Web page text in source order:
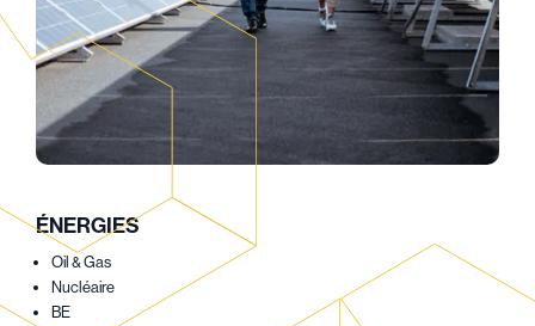
ÉNERGIES
Oil & Gas
Nucléaire
BE